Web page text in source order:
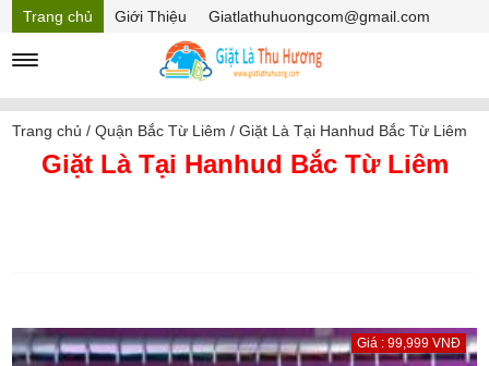
Trang chủ Giới Thiệu
Giatlathuhuongcom@gmail.com
Mã Giảm giá
Trang chủ /Quận Bắc Từ Liêm /Giặt Là Tại Hanhud Bắc Từ Liêm
Giặt Là Tại Hanhud Bắc Từ Liêm
Giá : 99,999 VNĐ